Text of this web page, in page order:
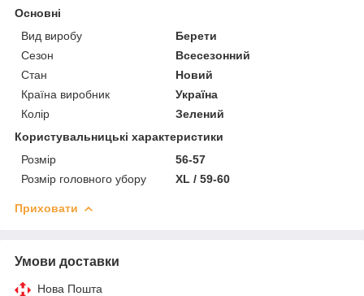
Основні
Вид виробу
Берети
Сезон
Всесезонний
Стан
Новий
Країна виробник
Україна
Колір
Зелений
Користувальницькі характеристики
Розмір
56-57
Розмір головного убору
XL / 59-60
Приховати
Умови доставки
Нова Пошта